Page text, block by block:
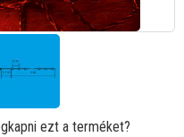
ezt a terméket?